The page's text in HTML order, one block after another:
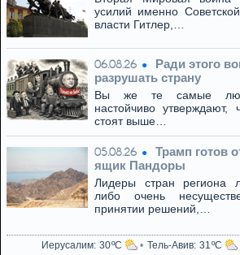
усилий именно
власти Гитлер,…
06.08.26
Ради этого
разрушать страну
Вы же те самые
настойчиво
стоят выше…
05.08.26
Трамп готов
ящик Пандоры
Лидеры стран региона
либо очень
принятии решений,…
Иерусалим 30 Тель-Авив 31